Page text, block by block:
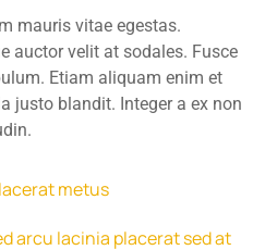
mauris vitae egestas.
auctor velit at sodales. Fusce
Etiam aliquam enim et
justo blandit. Integer a ex non
metus
arcu lacinia placerat sed at